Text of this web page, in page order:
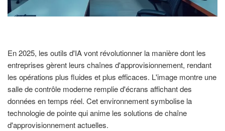
En 2025, les outils d'IA vont révolutionner la manière dont les
entreprises gèrent leurs chaînes d'approvisionnement, rendant
les opérations plus fluides et plus efficaces. L'image montre une
salle de contrôle moderne remplie d'écrans affichant des
données en temps réel. Cet environnement symbolise la
technologie de pointe qui anime les solutions de chaîne
d'approvisionnement actuelles.